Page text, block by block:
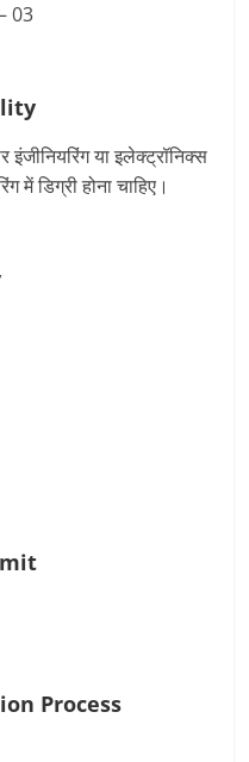
03
इंजीनियरिंग या इलेक्ट्रॉनिक्स
में डिग्री होना चाहिए।
Process